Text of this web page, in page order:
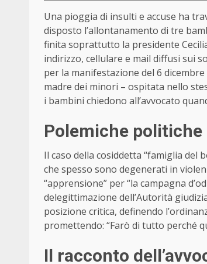
Una pioggia di insulti e accuse ha
disposto l’allontanamento di tre
finita soprattutto la presidente
indirizzo, cellulare e mail diffusi sui
per la manifestazione del 6
madre dei minori – ospitata nello
i bambini chiedono all’avvocato
Polemiche
Il caso della cosiddetta “famiglia del
che spesso sono degenerati in
“apprensione” per “la campagna
delegittimazione dell’Autorità
posizione critica, definendo
promettendo: “Farò di tutto perché
Il racconto